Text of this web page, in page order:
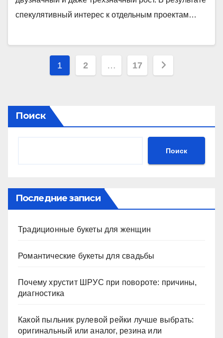
спекулятивный интерес к отдельным проектам…
Пагинация
1 2 … 17
Поиск
Поиск
Последние записи
Традиционные букеты для женщин
Романтические букеты для свадьбы
Почему хрустит ШРУС при повороте: причины,
диагностика
Какой пыльник рулевой рейки лучше выбрать:
оригинальный или аналог, резина или